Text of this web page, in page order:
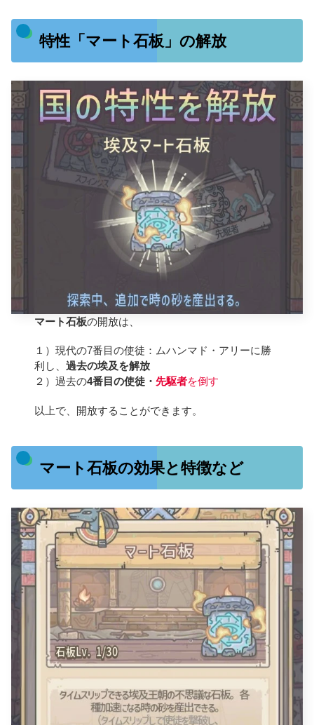
特性「マート石板」の解放
マート石板の開放は、
１）現代の7番目の使徒：ムハンマド・アリーに勝
利し、過去の埃及を解放
２）過去の4番目の使徒・先駆者を倒す
以上で、開放することができます。
マート石板の効果と特徴など